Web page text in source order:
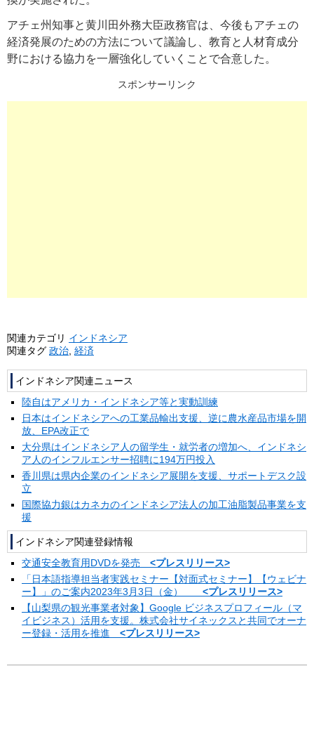
アチェ州知事と黄川田外務大臣政務官は、今後もアチェの
経済発展のための方法について議論し、教育と人材育成分
野における協力を一層強化していくことで合意した。
スポンサーリンク
関連カテゴリ インドネシア
関連タグ 政治 経済
インドネシア関連ニュース
陸自はアメリカ・インドネシア等と実動訓練
日本はインドネシアへの工業品輸出支援、逆に農水産品市場を開
放、EPA改正で
大分県はインドネシア人の留学生・就労者の増加へ、インドネシ
ア人のインフルエンサー招聘に194万円投入
香川県は県内企業のインドネシア展開を支援、サポートデスク設
立
国際協力銀はカネカのインドネシア法人の加工油脂製品事業を支
援
インドネシア関連登録情報
交通安全教育用DVDを発売 <プレスリリース>
「日本語指導担当者実践セミナー【対面式セミナー】【ウェビナ
ー】」のご案内2023年3月3日（金） <プレスリリース>
【山梨県の観光事業者対象】Google ビジネスプロフィール（マ
イビジネス）活用を支援。株式会社サイネックスと共同でオーナ
ー登録・活用を推進 <プレスリリース>